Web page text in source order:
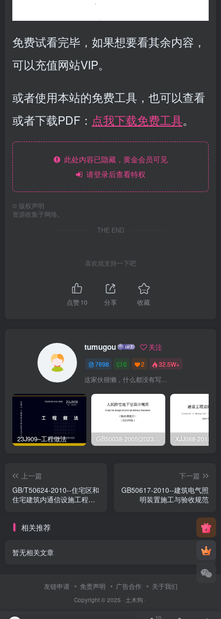
免费试看完毕，如果想要看其余内容，
可以充值网站VIP。
或者使用本站的免费工具，也可以查看
或者下载PDF： 点我下载免费工具。
此处内容已隐藏，黄金会员可见
请登录后查看特权
© 版权声明
资源收集于网络。
THE END
喜欢就支持一下吧
点赞10 分享 收藏
tumugou 关注
7698 0 2 32.5W+
这家伙很懒，什么都没有写...
23J909–工程做法 GB50038-2005(2023版)–人民防空地下室设计规范
上一篇
GB/T50624-2010--住宅区和
住宅建筑内通信设施工程验
下一篇
GB50617-2010--建筑电气照
明装置施工与验收规范
相关推荐
暂无相关文章
友链申请 免责声明 广告合作 关于我们
Copyright © 2025 · 土木狗 ·